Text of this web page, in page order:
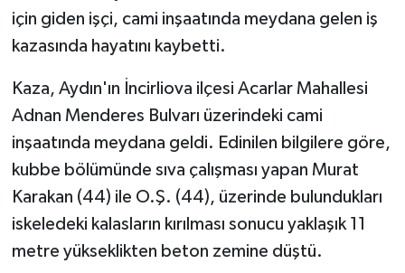
için giden işçi, cami inşaatında meydana gelen iş
kazasında hayatını kaybetti.
Kaza, Aydın'ın İncirliova ilçesi Acarlar Mahallesi
Adnan Menderes Bulvarı üzerindeki cami
inşaatında meydana geldi. Edinilen bilgilere göre,
kubbe bölümünde sıva çalışması yapan Murat
Karakan (44) ile O.Ş. (44), üzerinde bulundukları
iskeledeki kalasların kırılması sonucu yaklaşık 11
metre yükseklikten beton zemine düştü.